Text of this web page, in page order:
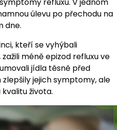
refluxu. V jednom
úlevu po přechodu na
dne.
kteří se vyhýbali
méně epizod refluxu ve
jídla těsně před
jejich symptomy, ale
života.